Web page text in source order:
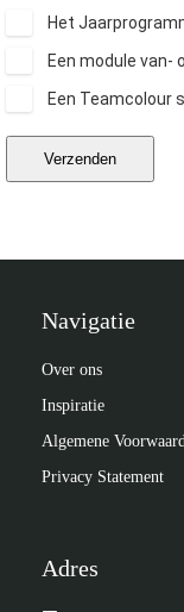
Het
Een module
Een Teamcolour
Verzenden
Navigatie
Over ons
Inspiratie
Algemene
Privacy Statement
Adres